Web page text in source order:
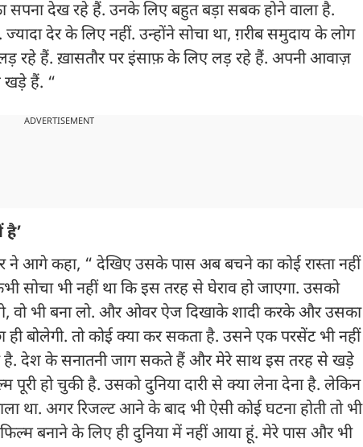
देख रहे हैं. उनके लिए बहुत बड़ा सबक होने वाला है.
देर के लिए नहीं. उन्होंने सोचा था, ग़रीब समुदाय के लोग
रहे हैं. ख़ासतौर पर इंसाफ़ के लिए लड़ रहे हैं. अपनी आवाज़
खड़े हैं. “
ADVERTISEMENT
ने आगे कहा, “ देखिए उसके पास अब बचने का कोई रास्ता नहीं
सोचा भी नहीं था कि इस तरह से घेराव हो जाएगा. उसको
वो भी बना लो. और ओवर ऐज दिखाके शादी करके और उसका
बोलेगी. तो कोई क्या कर सकता है. उसने एक परसेंट भी नहीं
है. देश के सनातनी जाग सकते हैं और मेरे साथ इस तरह से खड़े
हो चुकी है. उसको दुनिया दारी से क्या लेना देना है. लेकिन
था. अगर रिजल्ट आने के बाद भी ऐसी कोई घटना होती तो भी
बनाने के लिए ही दुनिया में नहीं आया हूं. मेरे पास और भी